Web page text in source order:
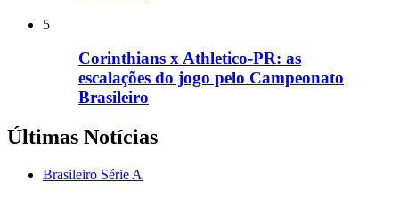
5
Corinthians x Athletico-PR: as
escalações do jogo pelo Campeonato
Brasileiro
Últimas Notícias
Brasileiro Série A